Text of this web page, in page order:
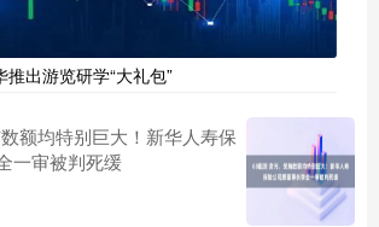
出游览研学“大礼包”
额均特别巨大！新华人寿保
一审被判死缓